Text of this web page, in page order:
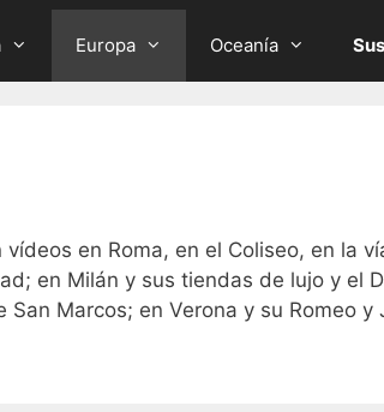
Europa Oceanía
en Roma, en el Coliseo, en la
en Milán y sus tiendas de lujo y el
Marcos; en Verona y su Romeo y